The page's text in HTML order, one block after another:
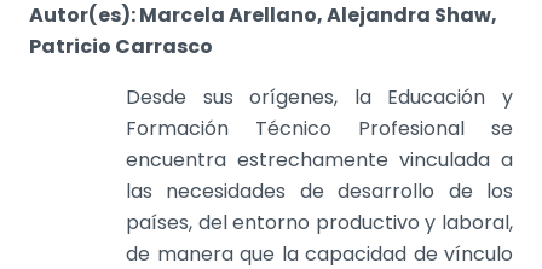
Autor(es): Marcela Arellano, Alejandra Shaw,
Patricio Carrasco
Desde sus orígenes, la Educación y
Formación Técnico Profesional se
encuentra estrechamente vinculada a
las necesidades de desarrollo de los
países, del entorno productivo y laboral,
de manera que la capacidad de vínculo